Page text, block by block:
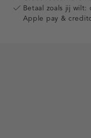
Betaal zoals jij wilt:
Apple pay &